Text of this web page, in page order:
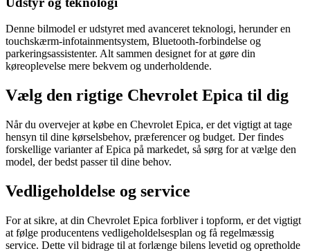
Denne bilmodel er udstyret med avanceret teknologi, herunder en
touchskærm-infotainmentsystem, Bluetooth-forbindelse og
parkeringsassistenter. Alt sammen designet for at gøre din
køreoplevelse mere bekvem og underholdende.
Vælg den rigtige Chevrolet Epica til dig
Når du overvejer at købe en Chevrolet Epica, er det vigtigt at tage
hensyn til dine kørselsbehov, præferencer og budget. Der findes
forskellige varianter af Epica på markedet, så sørg for at vælge den
model, der bedst passer til dine behov.
Vedligeholdelse og service
For at sikre, at din Chevrolet Epica forbliver i topform, er det vigtigt
at følge producentens vedligeholdelsesplan og få regelmæssig
service. Dette vil bidrage til at forlænge bilens levetid og opretholde